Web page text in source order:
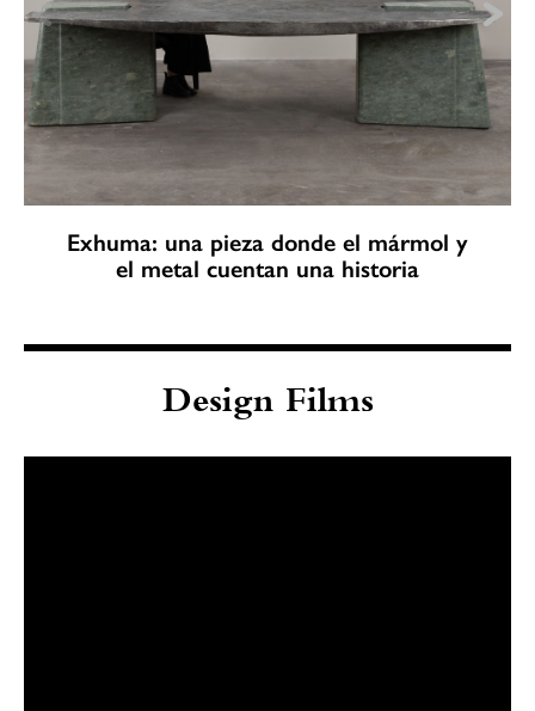
Exhuma: una pieza donde el mármol y
el metal cuentan una historia
Design Films